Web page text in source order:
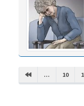
... 10